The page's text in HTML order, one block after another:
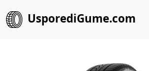
UsporediGume.com